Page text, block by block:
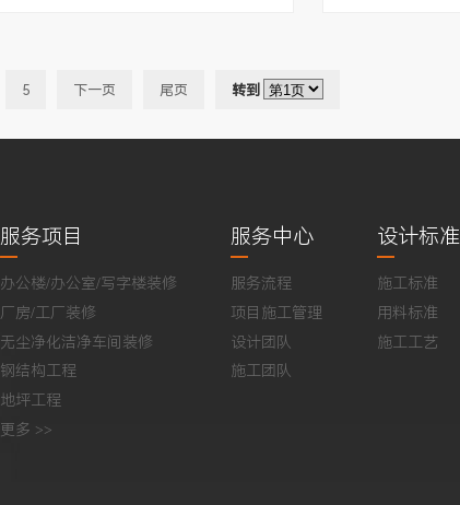
5 下一页 尾页 转到
服务项目
办公楼/办公室/写字楼装修
厂房/工厂装修
无尘净化洁净车间装修
钢结构工程
地坪工程
更多 >>
服务中心
服务流程
项目施工管理
设计团队
施工团队
设计标准
施工标准
用料标准
施工工艺